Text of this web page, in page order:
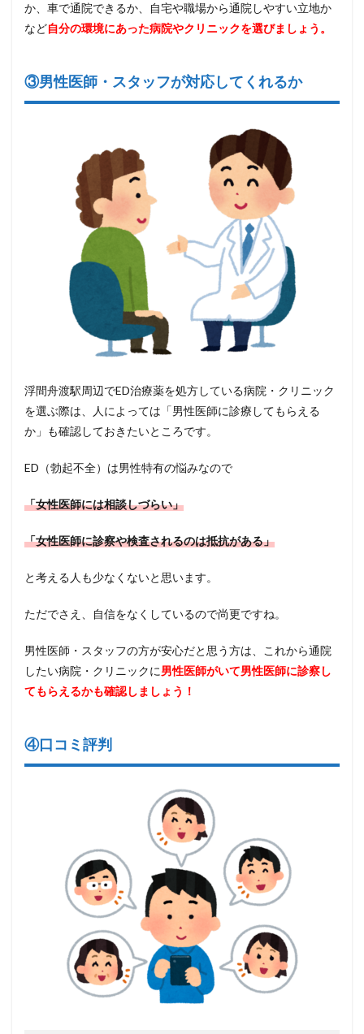
か、車で通院できるか、自宅や職場から通院しやすい立地か
など自分の環境にあった病院やクリニックを選びましょう。
③男性医師・スタッフが対応してくれるか
浮間舟渡駅周辺でED治療薬を処方している病院・クリニック
を選ぶ際は、人によっては「男性医師に診療してもらえる
か」も確認しておきたいところです。
ED（勃起不全）は男性特有の悩みなので
「女性医師には相談しづらい」
「女性医師に診察や検査されるのは抵抗がある」
と考える人も少なくないと思います。
ただでさえ、自信をなくしているので尚更ですね。
男性医師・スタッフの方が安心だと思う方は、これから通院
したい病院・クリニックに男性医師がいて男性医師に診察し
てもらえるかも確認しましょう！
④口コミ評判